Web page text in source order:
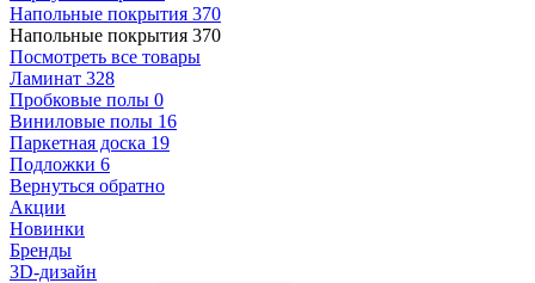
Напольные покрытия 370
Напольные покрытия 370
Посмотреть все товары
Ламинат 328
Пробковые полы 0
Виниловые полы 16
Паркетная доска 19
Подложки 6
Вернуться обратно
Акции
Новинки
Бренды
3D-дизайн